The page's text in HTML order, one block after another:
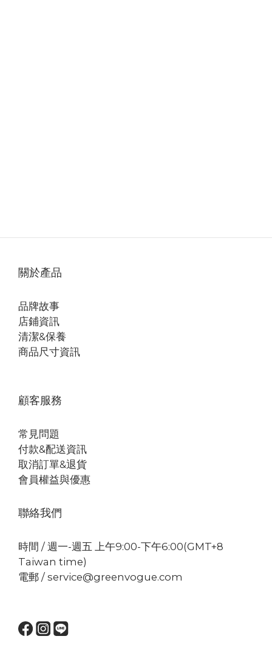
關於產品
品牌故事
店鋪資訊
清潔&保養
商品尺寸資訊
顧客服務
常見問題
付款&配送資訊
取消訂單&退貨
會員權益與優惠
聯絡我們
時間 / 週一-週五 上午9:00-下午6:00(GMT+8
Taiwan time)
電郵 / service@greenvogue.com